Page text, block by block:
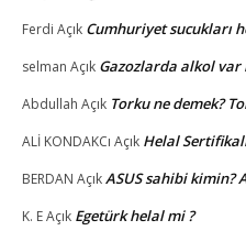
Ferdi Açık Cumhuriyet sucukları
selman Açık Gazozlarda alkol var
Abdullah Açık Torku ne demek?
ALİ KONDAKCı Açık Helal
BERDAN AçıkASUS sahibi kimin?
K. EAçık Egetürk helal mi ?